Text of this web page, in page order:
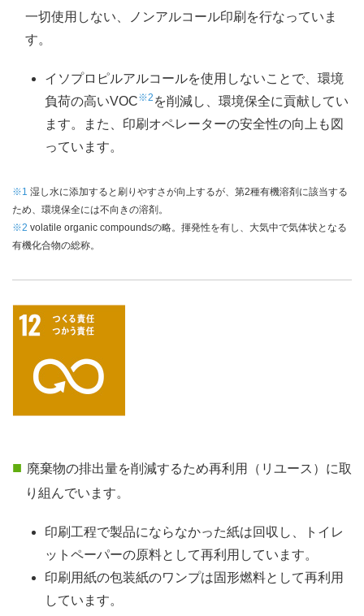
一切使用しない、ノンアルコール印刷を行なっていま
す。
イソプロピルアルコールを使用しないことで、環境
負荷の高いVOC※2 を削減し、環境保全に貢献してい
ます。また、印刷オペレーターの安全性の向上も図
っています。
※1 湿し水に添加すると刷りやすさが向上するが、第2種有機溶剤に該当する
ため、環境保全には不向きの溶剤。
※2 volatile organic compoundsの略。揮発性を有し、大気中で気体状となる
有機化合物の総称。
廃棄物の排出量を削減するため再利用（リユース）に取
り組んでいます。
印刷工程で製品にならなかった紙は回収し、トイレ
ットペーパーの原料として再利用しています。
印刷用紙の包装紙のワンプは固形燃料として再利用
しています。